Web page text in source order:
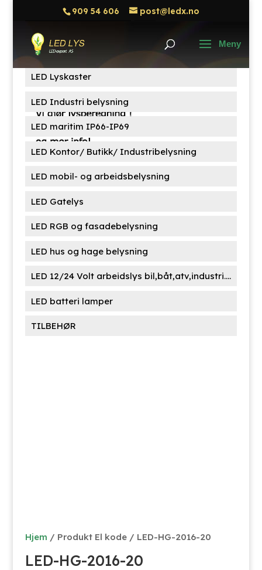
909 54 606 post@ledx.no
etter:
Produktkategorier
LED Lyskaster
LED Industri belysning
LED maritim IP66-IP69
LED Kontor/ Butikk/ Industribelysning
LED mobil- og arbeidsbelysning
LED Gatelys
LED RGB og fasadebelysning
LED hus og hage belysning
LED 12/24 Volt arbeidslys bil,båt,atv,industri....
LED batteri lamper
TILBEHØR
Hjem / Produkt El kode / LED-HG-2016-20
LED-HG-2016-20